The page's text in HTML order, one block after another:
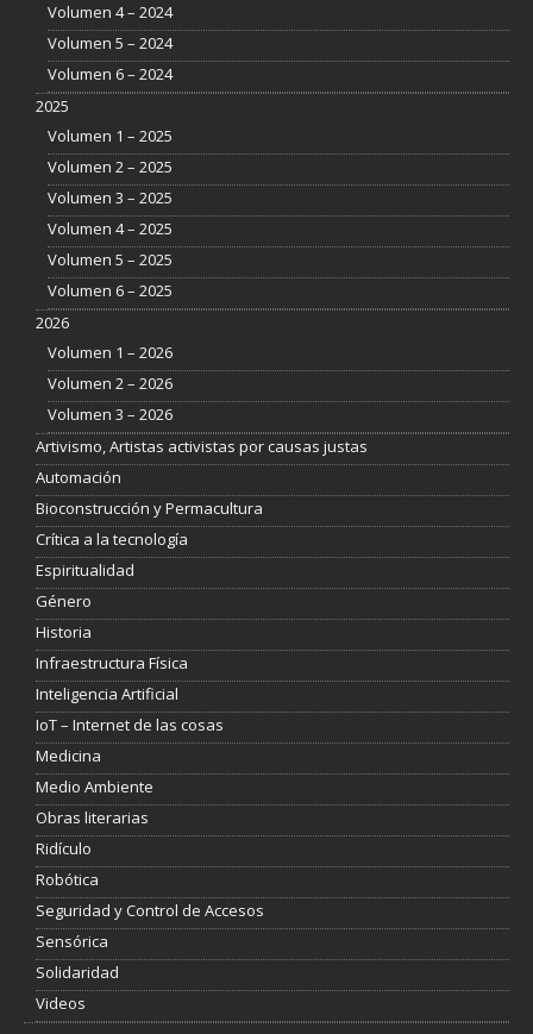
Volumen 4 – 2024
Volumen 5 – 2024
Volumen 6 – 2024
2025
Volumen 1 – 2025
Volumen 2 – 2025
Volumen 3 – 2025
Volumen 4 – 2025
Volumen 5 – 2025
Volumen 6 – 2025
2026
Volumen 1 – 2026
Volumen 2 – 2026
Volumen 3 – 2026
Artivismo, Artistas activistas por causas justas
Automación
Bioconstrucción y Permacultura
Crítica a la tecnología
Espiritualidad
Género
Historia
Infraestructura Física
Inteligencia Artificial
IoT – Internet de las cosas
Medicina
Medio Ambiente
Obras literarias
Ridículo
Robótica
Seguridad y Control de Accesos
Sensórica
Solidaridad
Videos